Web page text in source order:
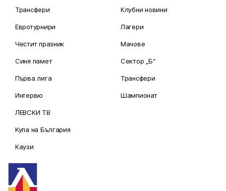
Трансфери
Евротурнири
Честит празник
Синя памет
Първа лига
Интервю
ЛЕВСКИ ТВ
Купа на България
Каузи
Клубни новини
Лагери
Мачове
Сектор „Б“
Трансфери
Шампионат